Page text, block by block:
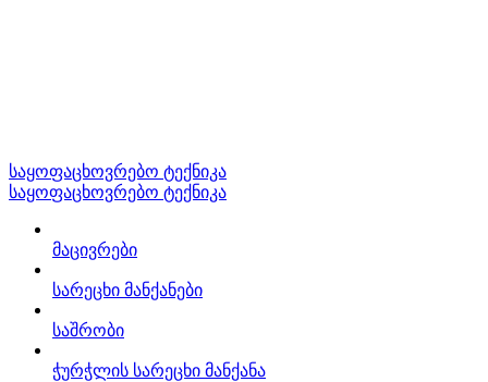
საყოფაცხოვრებო ტექნიკა
საყოფაცხოვრებო ტექნიკა
მაცივრები
სარეცხი მანქანები
საშრობი
ჭურჭლის სარეცხი მანქანა